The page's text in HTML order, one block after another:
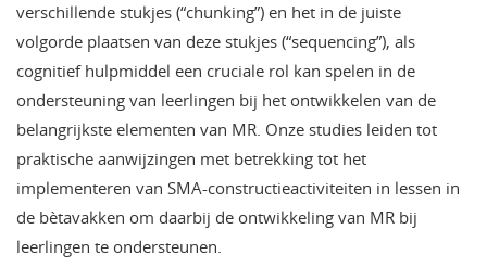
verschillende stukjes (“chunking”) en het in de juiste
volgorde plaatsen van deze stukjes (“sequencing”), als
cognitief hulpmiddel een cruciale rol kan spelen in de
ondersteuning van leerlingen bij het ontwikkelen van de
belangrijkste elementen van MR. Onze studies leiden tot
praktische aanwijzingen met betrekking tot het
implementeren van SMA-constructieactiviteiten in lessen in
de bètavakken om daarbij de ontwikkeling van MR bij
leerlingen te ondersteunen.